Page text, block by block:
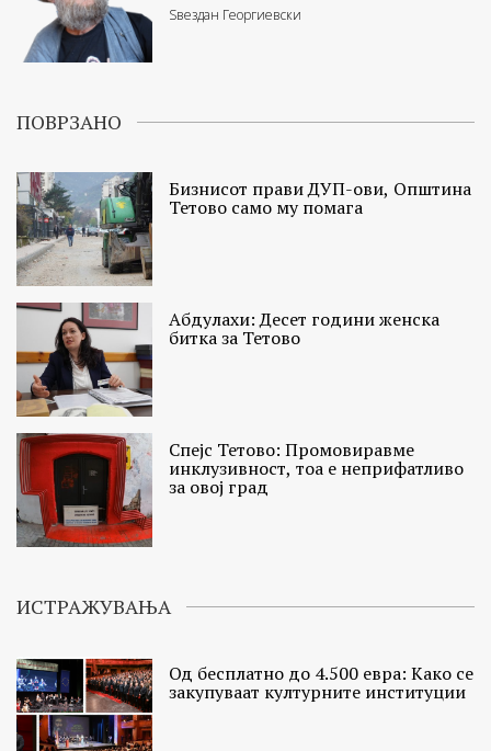
Ѕвездан Георгиевски
ПОВРЗАНО
Бизнисот прави ДУП-ови, Општина
Тетово само му помага
Абдулахи: Десет години женска
битка за Тетово
Спејс Тетово: Промовиравме
инклузивност, тоа е неприфатливо
за овој град
ИСТРАЖУВАЊА
Од бесплатно до 4.500 евра: Како се
закупуваат културните институции